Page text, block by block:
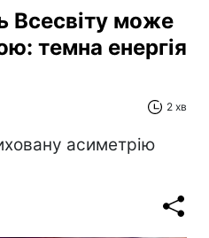
Всесвіту може
темна енергія
2 хв
асиметрію